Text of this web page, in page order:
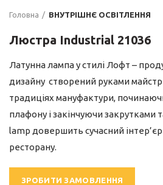
Головна ВНУТРІШНЄ ОСВІТЛЕННЯ
Люстра Industrial 21036
Латунна лампа у стилі Лофт –
дизайну створений руками
традиціях мануфактури,
плафону і закінчуючи закрутками
lamp довершить сучасний
ресторану.
ЗРОБИТИ ЗАМОВЛЕННЯ